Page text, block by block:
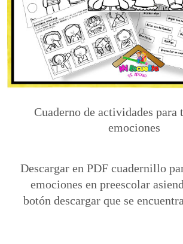
Cuaderno de actividades para
emociones
Descargar en PDF cuadernillo
emociones en preescolar
botón descargar que se